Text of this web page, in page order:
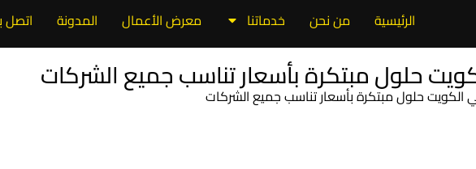
الرئيسية من نحن خدماتنا معرض الأعمال المدونة اتصل